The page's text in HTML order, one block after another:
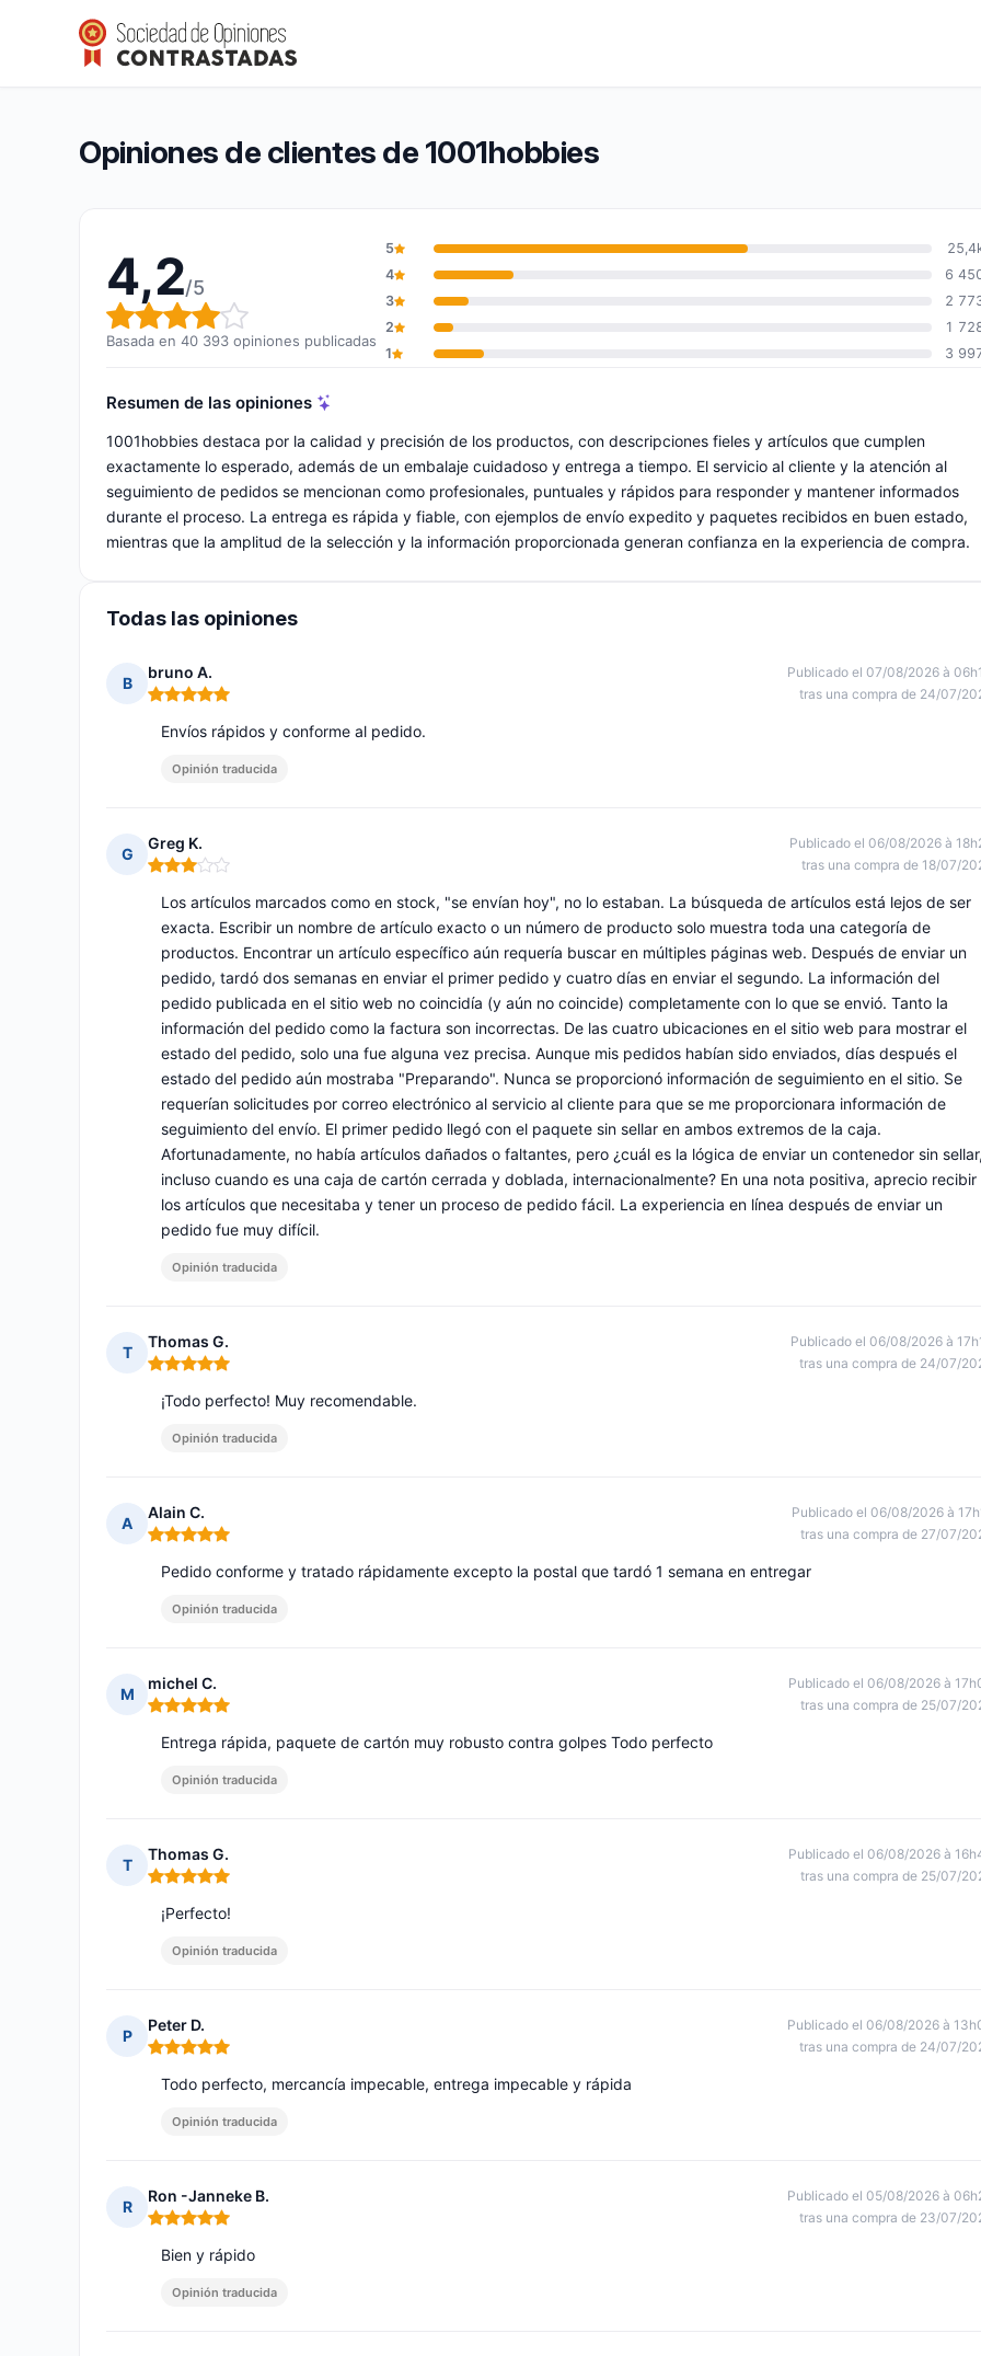
1001hobbies
Calificación global: 4,2 de 5
4,2/5(40 393 opiniones)
Opiniones de clientes de 1001hobbies
4,2/5
Calificación global: 4,2 de 5
Basada en 40 393 opiniones publicadas
5
4
6
3
2
2
1
1
3
Resumen de las opiniones
1001hobbies destaca por la calidad y precisión de los productos, con descripciones fieles y artículos que cumplen
exactamente lo esperado, además de un embalaje cuidadoso y entrega a tiempo. El servicio al cliente y la atención al
seguimiento de pedidos se mencionan como profesionales, puntuales y rápidos para responder y mantener informados
durante el proceso. La entrega es rápida y fiable, con ejemplos de envío expedito y paquetes recibidos en buen estado,
mientras que la amplitud de la selección y la información proporcionada generan confianza en la experiencia de compra.
Todas las opiniones
B
bruno A.
Nota: 5 de 5
Publicado el 07/08/2026 à
tras una compra de 24/07/
Envíos rápidos y conforme al pedido.
Opinión traducida
G
Greg K.
Nota: 3 de 5
Publicado el 06/08/2026 à
tras una compra de 18/07/
Los artículos marcados como en stock, "se envían hoy", no lo estaban. La búsqueda de artículos está lejos de ser
exacta. Escribir un nombre de artículo exacto o un número de producto solo muestra toda una categoría de
productos. Encontrar un artículo específico aún requería buscar en múltiples páginas web. Después de enviar un
pedido, tardó dos semanas en enviar el primer pedido y cuatro días en enviar el segundo. La información del
pedido publicada en el sitio web no coincidía (y aún no coincide) completamente con lo que se envió. Tanto la
información del pedido como la factura son incorrectas. De las cuatro ubicaciones en el sitio web para mostrar el
estado del pedido, solo una fue alguna vez precisa. Aunque mis pedidos habían sido enviados, días después el
estado del pedido aún mostraba "Preparando". Nunca se proporcionó información de seguimiento en el sitio. Se
requerían solicitudes por correo electrónico al servicio al cliente para que se me proporcionara información de
seguimiento del envío. El primer pedido llegó con el paquete sin sellar en ambos extremos de la caja.
Afortunadamente, no había artículos dañados o faltantes, pero ¿cuál es la lógica de enviar un contenedor sin sellar,
incluso cuando es una caja de cartón cerrada y doblada, internacionalmente? En una nota positiva, aprecio recibir
los artículos que necesitaba y tener un proceso de pedido fácil. La experiencia en línea después de enviar un
pedido fue muy difícil.
Opinión traducida
T
Thomas G.
Nota: 5 de 5
Publicado el 06/08/2026 à
tras una compra de 24/07/
¡Todo perfecto! Muy recomendable.
Opinión traducida
A
Alain C.
Nota: 5 de 5
Publicado el 06/08/2026 à
tras una compra de 27/07/
Pedido conforme y tratado rápidamente excepto la postal que tardó 1 semana en entregar
Opinión traducida
M
michel C.
Nota: 5 de 5
Publicado el 06/08/2026 à
tras una compra de 25/07/
Entrega rápida, paquete de cartón muy robusto contra golpes Todo perfecto
Opinión traducida
T
Thomas G.
Nota: 5 de 5
Publicado el 06/08/2026 à
tras una compra de 25/07/
¡Perfecto!
Opinión traducida
P
Peter D.
Nota: 5 de 5
Publicado el 06/08/2026 à
tras una compra de 24/07/
Todo perfecto, mercancía impecable, entrega impecable y rápida
Opinión traducida
R
Ron -Janneke B.
Nota: 5 de 5
Publicado el 05/08/2026 à
tras una compra de 23/07/
Bien y rápido
Opinión traducida